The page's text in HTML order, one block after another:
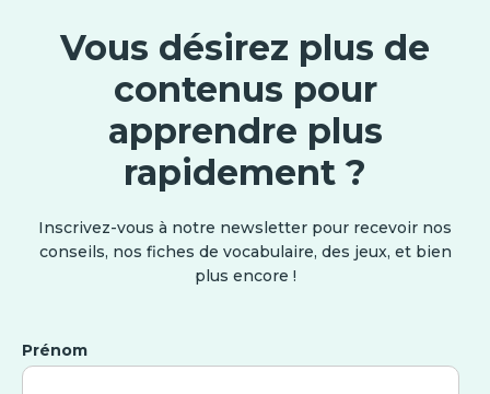
Vous désirez plus de
contenus pour
apprendre plus
rapidement ?
Inscrivez-vous à notre newsletter pour recevoir nos
conseils, nos fiches de vocabulaire, des jeux, et bien
plus encore !
Prénom